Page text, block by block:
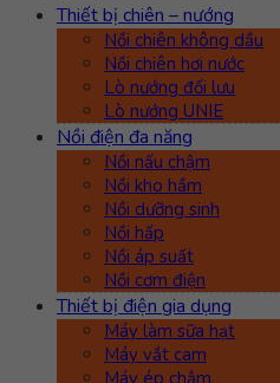
Thiết bị chiên – nướng
Nồi chiên không dầu
Nồi chiên hơi nước
Lò nướng đối lưu
Lò nướng UNIE
Nồi điện đa năng
Nồi nấu chậm
Nồi kho hầm
Nồi dưỡng sinh
Nồi hấp
Nồi áp suất
Nồi cơm điện
Thiết bị điện gia dụng
Máy làm sữa hạt
Máy vắt cam
Máy ép chậm